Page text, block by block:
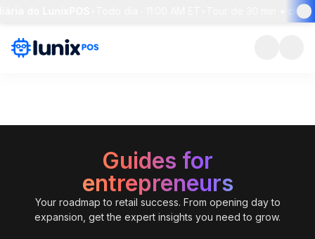
Tour de 30 min +
Guides for
entrepreneurs
Your roadmap to retail success. From opening day to
expansion, get the expert insights you need to grow.